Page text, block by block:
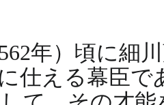
年）頃に細
仕える幕臣